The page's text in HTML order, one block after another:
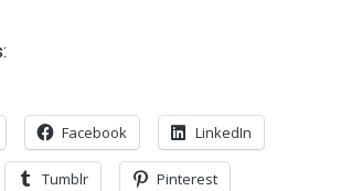
Facebook LinkedIn
Tumblr Pinterest